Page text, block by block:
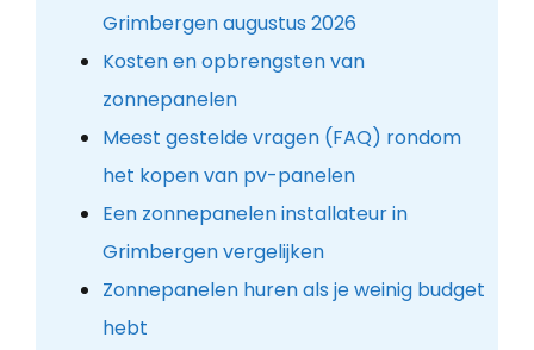
Grimbergen augustus 2026
Kosten en opbrengsten van
zonnepanelen
Meest gestelde vragen (FAQ) rondom
het kopen van pv-panelen
Een zonnepanelen installateur in
Grimbergen vergelijken
Zonnepanelen huren als je weinig budget
hebt